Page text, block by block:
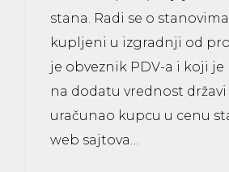
stana. Radi se o
kupljeni u izgradnji od
je obveznik PDV-a i koji
na dodatu vrednost
uračunao kupcu u cenu
web sajtova…